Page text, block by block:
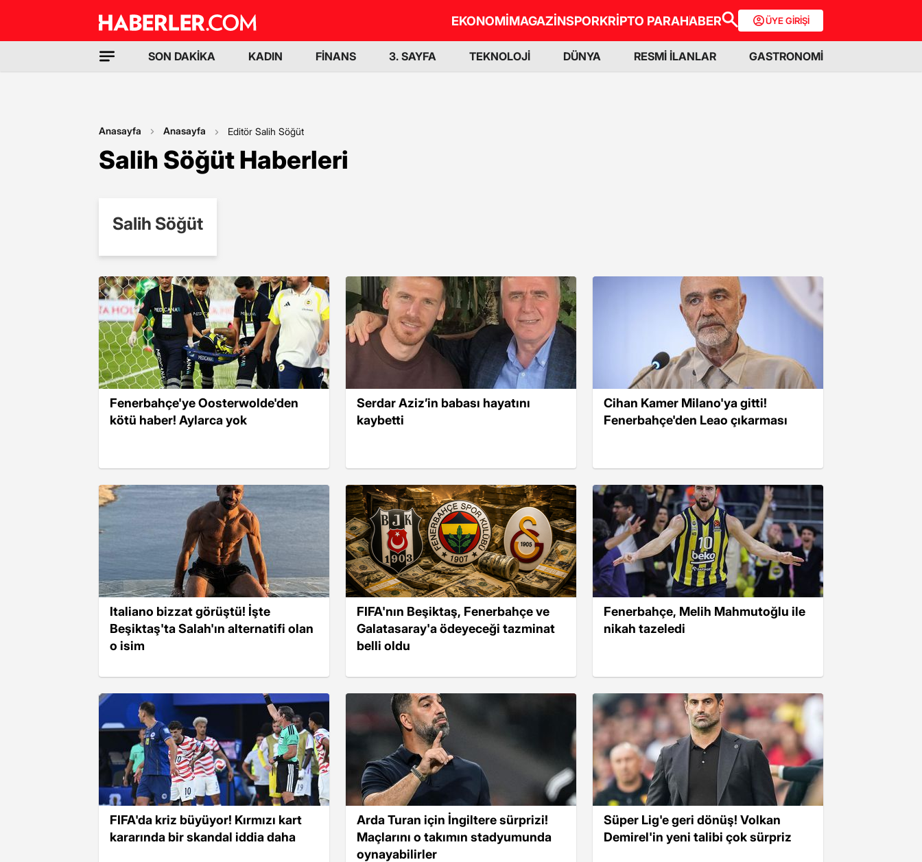
EKONOMİMAGAZİNSPORKRİPTO PARAHABER ÜYE GİRİŞİ
SON DAKİKA KADIN FİNANS 3. SAYFA TEKNOLOJİ DÜNYA RESMİ İLANLAR GASTRONOMİ
Anasayfa Anasayfa Editör Salih Söğüt
Salih Söğüt Haberleri
Salih Söğüt
Fenerbahçe'ye Oosterwolde'den
kötü haber! Aylarca yok
Serdar Aziz’in babası hayatını
kaybetti
Cihan Kamer Milano'ya gitti!
Fenerbahçe'den Leao çıkarması
Italiano bizzat görüştü! İşte
Beşiktaş'ta Salah'ın alternatifi olan
o isim
FIFA'nın Beşiktaş, Fenerbahçe ve
Galatasaray'a ödeyeceği tazminat
belli oldu
Fenerbahçe, Melih Mahmutoğlu ile
nikah tazeledi
FIFA'da kriz büyüyor! Kırmızı kart
kararında bir skandal iddia daha
Arda Turan için İngiltere sürprizi!
Maçlarını o takımın stadyumunda
oynayabilirler
Süper Lig'e geri dönüş! Volkan
Demirel'in yeni talibi çok sürpriz